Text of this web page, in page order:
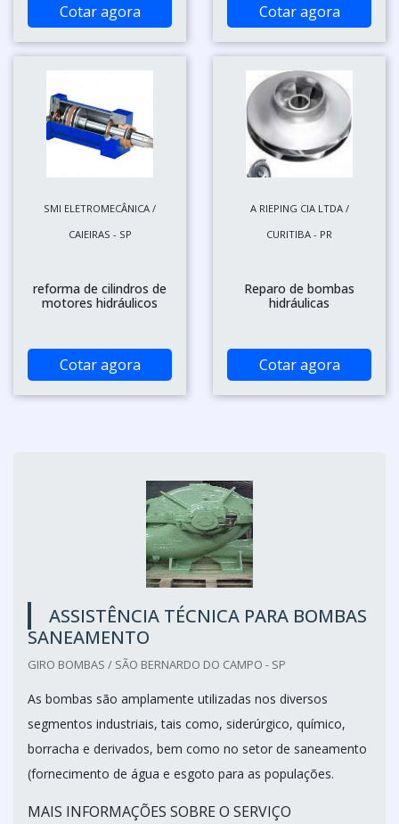
Cotar agora Cotar agora
SMI ELETROMECÂNICA /
CAIEIRAS - SP
reforma de cilindros de
motores hidráulicos
Cotar agora
A RIEPING CIA LTDA /
CURITIBA - PR
Reparo de bombas
hidráulicas
Cotar agora
ASSISTÊNCIA TÉCNICA PARA BOMBAS
SANEAMENTO
GIRO BOMBAS / SÃO BERNARDO DO CAMPO - SP
As bombas são amplamente utilizadas nos diversos
segmentos industriais, tais como, siderúrgico, químico,
borracha e derivados, bem como no setor de saneamento
(fornecimento de água e esgoto para as populações.
MAIS INFORMAÇÕES SOBRE O SERVIÇO